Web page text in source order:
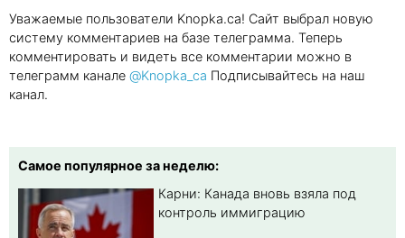
Уважаемые пользователи Knopka.ca! Сайт выбрал новую
систему комментариев на базе телеграмма. Теперь
комментировать и видеть все комментарии можно в
телеграмм канале @Knopka_ca Подписывайтесь на наш
канал.
Самое популярное за неделю:
Карни: Канада вновь взяла под
контроль иммиграцию